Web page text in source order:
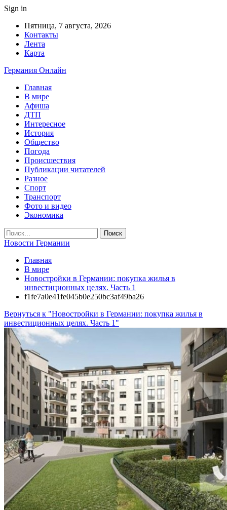
Sign in
Пятница, 7 августа, 2026
Контакты
Лента
Карта
Германия Онлайн
Главная
В мире
Афиша
ДТП
Интересное
История
Общество
Погода
Происшествия
Публикации читателей
Разное
Спорт
Транспорт
Фото и видео
Экономика
Новости Германии
Главная
В мире
Новостройки в Германии: покупка жилья в
инвестиционных целях. Часть 1
f1fe7a0e41fe045b0e250bc3af49ba26
Вернуться к "Новостройки в Германии: покупка жилья в
инвестиционных целях. Часть 1"